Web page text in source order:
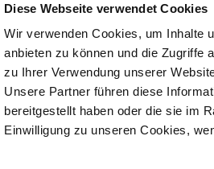
Diese Webseite verwendet Cookies
Wir verwenden Cookies, um Inhalte
anbieten zu können und die Zugriffe
zu Ihrer Verwendung unserer
Unsere Partner führen diese
bereitgestellt haben oder die sie im
Einwilligung zu unseren Cookies,
Aktuell
Digitales
Ausstellungen
Kino
Kino2online
Sammlungen
Forschung
Über